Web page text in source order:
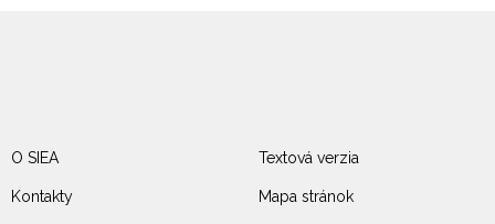
O SIEA
Kontakty
Textová verzia
Mapa stránok